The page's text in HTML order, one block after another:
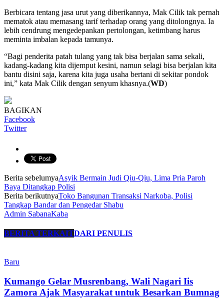
Berbicara tentang jasa urut yang diberikannya, Mak Cilik tak pernah
mematok atau memasang tarif terhadap orang yang ditolongnya. Ia
lebih cendrung mengedepankan pertolongan, ketimbang harus
meminta imbalan kepada tamunya.
“Bagi penderita patah tulang yang tak bisa berjalan sama sekali,
kadang-kadang kita dijemput kesini, namun selagi bisa berjalan kita
bantu disini saja, karena kita juga usaha bertani di sekitar pondok
ini,” kata Mak Cilik dengan senyum khasnya.(WD)
BAGIKAN
Facebook
Twitter
Berita sebelumyaAsyik Bermain Judi Qiu-Qiu, Lima Pria Paroh
Baya Ditangkap Polisi
Berita berikutnyaToko Bangunan Transaksi Narkoba, Polisi
Tangkap Bandar dan Pengedar Shabu
Admin SabanaKaba
BERITA TERKAITDARI PENULIS
Baru
Kumango Gelar Musrenbang, Wali Nagari Iis
Zamora Ajak Masyarakat untuk Besarkan Bumnag